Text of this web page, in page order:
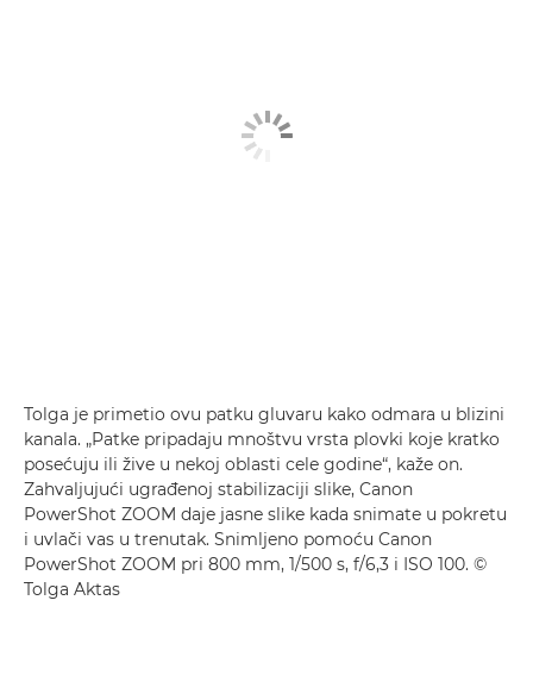
Tolga je primetio ovu patku gluvaru kako odmara u blizini
kanala. „Patke pripadaju mnoštvu vrsta plovki koje kratko
posećuju ili žive u nekoj oblasti cele godine“, kaže on.
Zahvaljujući ugrađenoj stabilizaciji slike, Canon
PowerShot ZOOM daje jasne slike kada snimate u pokretu
i uvlači vas u trenutak. Snimljeno pomoću Canon
PowerShot ZOOM pri 800 mm, 1/500 s, f/6,3 i ISO 100. ©
Tolga Aktas